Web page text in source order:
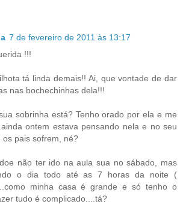
7 de fevereiro de 2011 às 13:17
!!!
tá linda demais!! Ai, que vontade de dar
nas bochechinhas dela!!!
sobrinha está? Tenho orado por ela e me
ontem estava pensando nela e no seu
os pais sofrem, né?
não ter ido na aula sua no sábado, mas
o dia todo até as 7 horas da noite (
minha casa é grande e só tenho o
tudo é complicado....tá?